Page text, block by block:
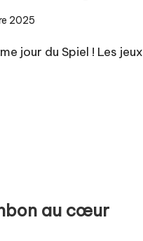
2025
jour du Spiel ! Les jeux
au cœur